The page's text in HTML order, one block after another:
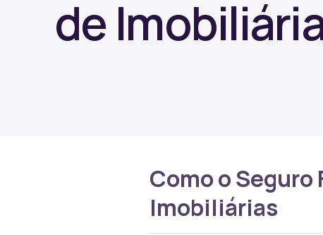
de
Como o
Imobiliárias